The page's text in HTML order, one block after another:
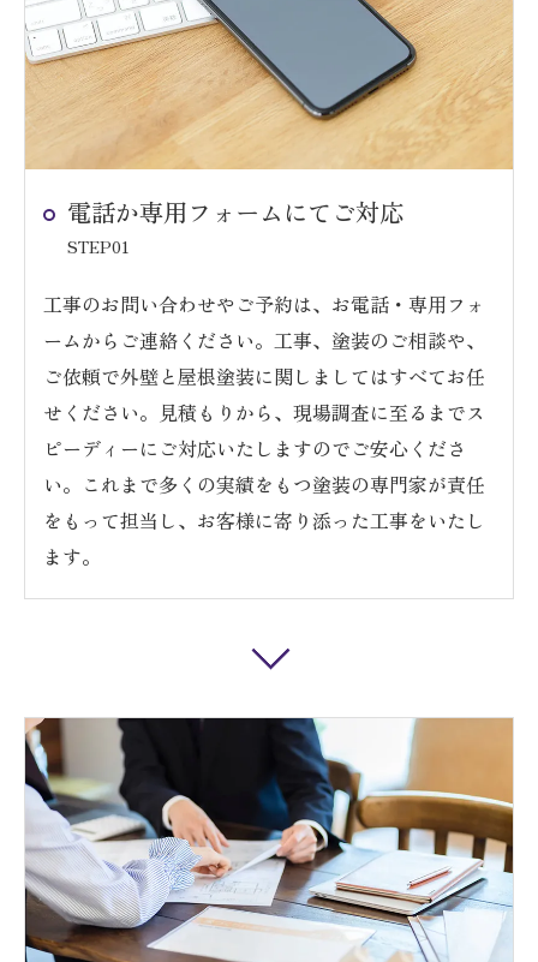
電話か専用フォームにてご対応
STEP01
工事のお問い合わせやご予約は、お電話・専用フォ
ームからご連絡ください。工事、塗装のご相談や、
ご依頼で外壁と屋根塗装に関しましてはすべてお任
せください。見積もりから、現場調査に至るまでス
ピーディーにご対応いたしますのでご安心くださ
い。これまで多くの実績をもつ塗装の専門家が責任
をもって担当し、お客様に寄り添った工事をいたし
ます。